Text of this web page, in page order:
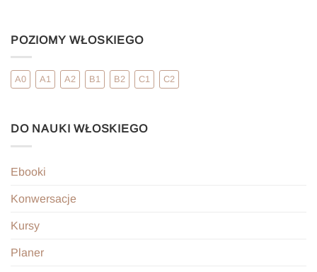
POZIOMY WŁOSKIEGO
A0 A1 A2 B1 B2 C1 C2
DO NAUKI WŁOSKIEGO
Ebooki
Konwersacje
Kursy
Planer